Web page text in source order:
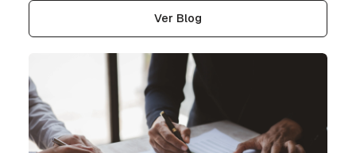
Ver Blog